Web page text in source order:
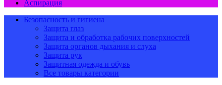
Аспирация
Безопасность и гигиена
Защита глаз
Защита и обработка рабочих поверхностей
Защита органов дыхания и слуха
Защита рук
Защитная одежда и обувь
Все товары категории